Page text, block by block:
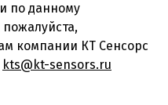
по данному
компании КТ Сенсорс
kts@kt-sensors.ru